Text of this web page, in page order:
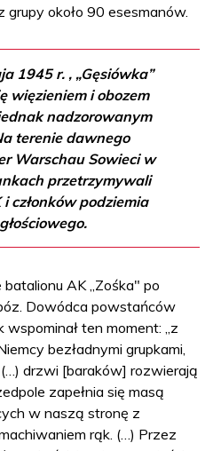
grupy około 90 esesmanów.
1945 r. , „Gęsiówka”
więzieniem i obozem
nadzorowanym
terenie dawnego
Warschau Sowieci w
przetrzymywali
i członków podziemia
AK „Zośka" po
Dowódca powstańców
wspominał ten moment: „z
bezładnymi grupkami,
drzwi [baraków] rozwierają
zapełnia się masą
w naszą stronę z
rąk. (…) Przez